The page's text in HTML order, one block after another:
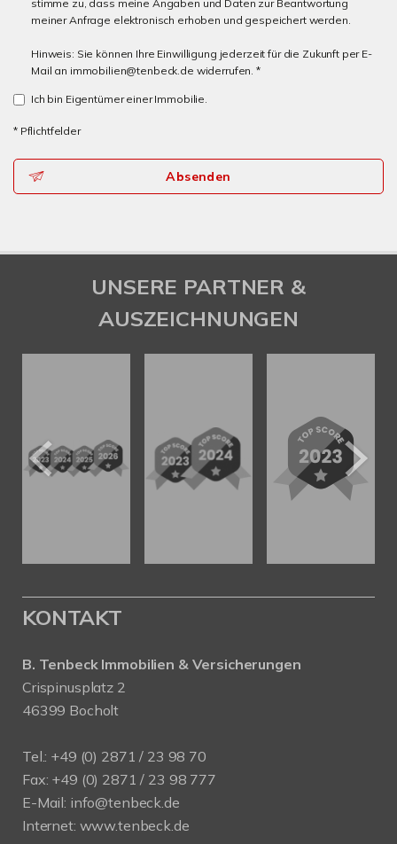
stimme zu, dass meine Angaben und Daten zur Beantwortung
meiner Anfrage elektronisch erhoben und gespeichert werden.
Hinweis: Sie können Ihre Einwilligung jederzeit für die Zukunft per E-
Mail an immobilien@tenbeck.de widerrufen. *
Ich bin Eigentümer einer Immobilie.
* Pflichtfelder
Absenden
UNSERE PARTNER &
AUSZEICHNUNGEN
KONTAKT
B. Tenbeck Immobilien & Versicherungen
Crispinusplatz 2
46399 Bocholt
Tel.: +49 (0) 2871 / 23 98 70
Fax: +49 (0) 2871 / 23 98 777
E-Mail: info@tenbeck.de
Internet: www.tenbeck.de